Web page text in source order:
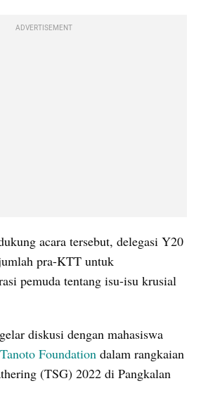
ADVERTISEMENT
acara tersebut, delegasi Y20
pra-KTT untuk
pemuda tentang isu-isu krusial
diskusi dengan mahasiswa
Tanoto Foundation dalam rangkaian
(TSG) 2022 di Pangkalan